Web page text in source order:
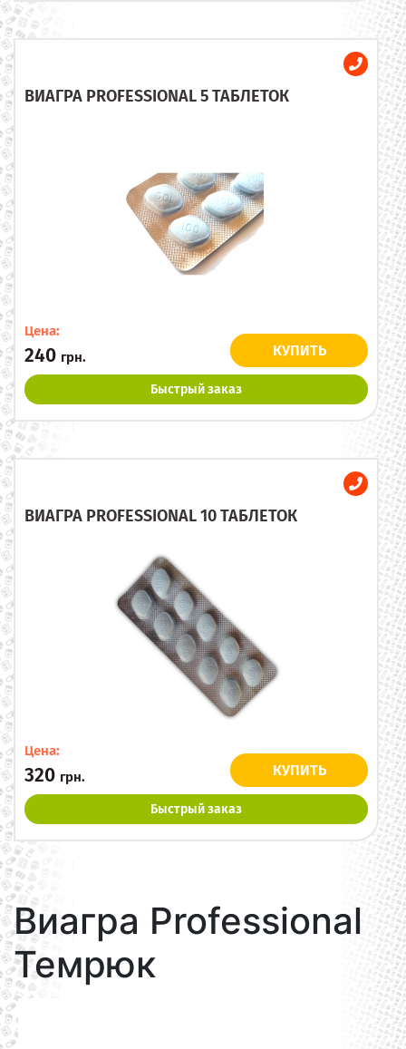
ВИАГРА PROFESSIONAL 5 ТАБЛЕТОК
Цена:
240 грн. КУПИТЬ
Быстрый заказ
ВИАГРА PROFESSIONAL 10 ТАБЛЕТОК
Цена:
320 грн. КУПИТЬ
Быстрый заказ
Виагра Professional
Темрюк